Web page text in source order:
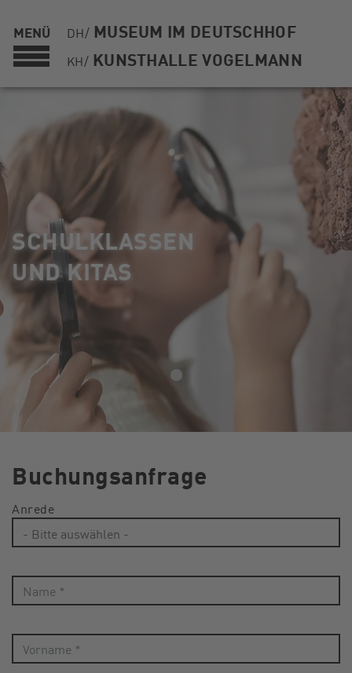
MENÜ DH/ MUSEUM IM DEUTSCHHOF
KH/ KUNSTHALLE VOGELMANN
SCHULKLASSEN
UND KITAS
Buchungsanfrage
Anrede